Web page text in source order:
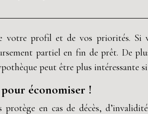
votre profil et de vos priorités.
partiel en fin de prêt. De
peut être plus
pour économiser !
protège en cas de décès,